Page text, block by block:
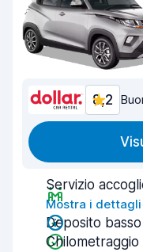
8,2
Servizio
Mostra i
Deposito basso
Chilometraggio